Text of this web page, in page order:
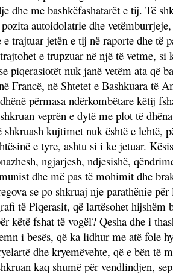
me bashkëfashatarët e tij. Të
autoidolatrie dhe
trajtuar jetën e tij në raporte dhe
e trupzuar në një të vetme,
nuk janë vetëm ata që
Francë, në Shtetet e Bashkuara të
përmasa ndërkombëtare këtij
veprën e dytë me plot të
kujtimet nuk është e
e tyre, ashtu si i ke jetuar.
ngjarjesh, ndjesishë,
dhe më pas të mohimit dhe
se po shkruaj nje parathënie
të Piqerasit, që lartësohet
këtë fshat të vogël? Qesha dhe i
i besës, që ka lidhur me atë fole
dhe kryemëvehte, që e bën të
kaq shumë për vendlindjen,